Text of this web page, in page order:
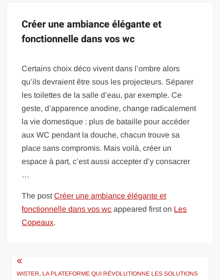
Créer une ambiance élégante et
fonctionnelle dans vos wc
Certains choix déco vivent dans l’ombre alors
qu’ils devraient être sous les projecteurs. Séparer
les toilettes de la salle d’eau, par exemple. Ce
geste, d’apparence anodine, change radicalement
la vie domestique : plus de bataille pour accéder
aux WC pendant la douche, chacun trouve sa
place sans compromis. Mais voilà, créer un
espace à part, c’est aussi accepter d’y consacrer
…
The postCréer une ambiance élégante et
fonctionnelle dans vos wc appeared first on Les
Copeaux.
Navigation
WISTER, LA PLATEFORME QUI RÉVOLUTIONNE LES SOLUTIONS